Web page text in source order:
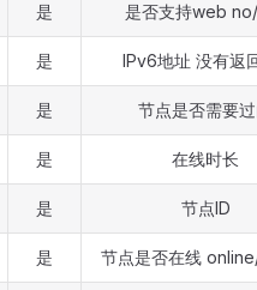
是 是否支持web
是 IPv6地址 没有返
是 节点是否需要过
是 在线时长
是 节点ID
是 节点是否在线